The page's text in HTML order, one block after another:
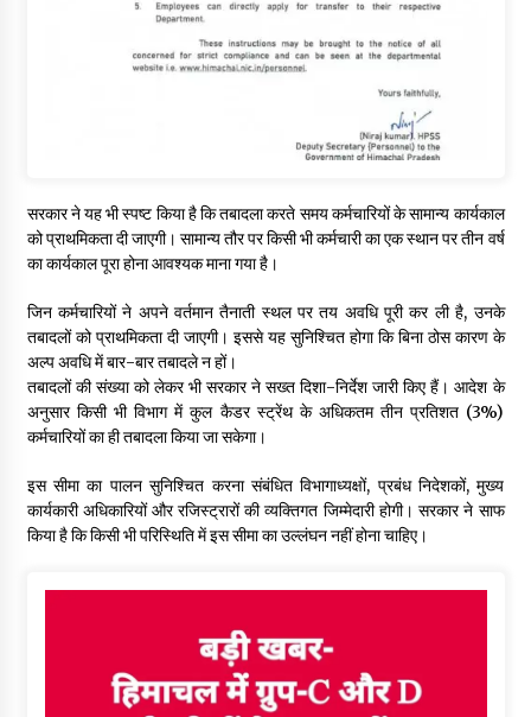
सरकार ने यह भी स्पष्ट किया है कि तबादला करते समय कर्मचारियों के सामान्य कार्यकाल
को प्राथमिकता दी जाएगी। सामान्य तौर पर किसी भी कर्मचारी का एक स्थान पर तीन वर्ष
का कार्यकाल पूरा होना आवश्यक माना गया है।
जिन कर्मचारियों ने अपने वर्तमान तैनाती स्थल पर तय अवधि पूरी कर ली है, उनके
तबादलों को प्राथमिकता दी जाएगी। इससे यह सुनिश्चित होगा कि बिना ठोस कारण के
अल्प अवधि में बार-बार तबादले न हों।
तबादलों की संख्या को लेकर भी सरकार ने सख्त दिशा-निर्देश जारी किए हैं। आदेश के
अनुसार किसी भी विभाग में कुल कैडर स्ट्रेंथ के अधिकतम तीन प्रतिशत (3%)
कर्मचारियों का ही तबादला किया जा सकेगा।
इस सीमा का पालन सुनिश्चित करना संबंधित विभागाध्यक्षों, प्रबंध निदेशकों, मुख्य
कार्यकारी अधिकारियों और रजिस्ट्रारों की व्यक्तिगत जिम्मेदारी होगी। सरकार ने साफ
किया है कि किसी भी परिस्थिति में इस सीमा का उल्लंघन नहीं होना चाहिए।